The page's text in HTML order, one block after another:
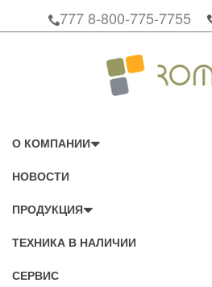
777 8-800-775-7755
О КОМПАНИИ
НОВОСТИ
ПРОДУКЦИЯ
ТЕХНИКА В НАЛИЧИИ
СЕРВИС